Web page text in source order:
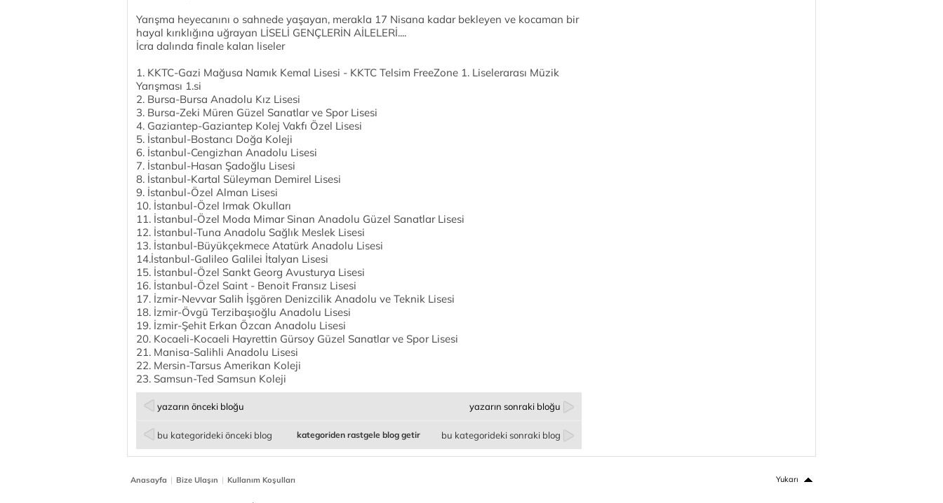
Yarışma heyecanını o sahnede yaşayan, merakla 17 Nisana kadar bekleyen ve kocaman bir
hayal kırıklığına uğrayan LİSELİ GENÇLERİN AİLELERİ....
İcra dalında finale kalan liseler
1. KKTC-Gazi Mağusa Namık Kemal Lisesi - KKTC Telsim FreeZone 1. Liselerarası Müzik
Yarışması 1.si
2. Bursa-Bursa Anadolu Kız Lisesi
3. Bursa-Zeki Müren Güzel Sanatlar ve Spor Lisesi
4. Gaziantep-Gaziantep Kolej Vakfı Özel Lisesi
5. İstanbul-Bostancı Doğa Koleji
6. İstanbul-Cengizhan Anadolu Lisesi
7. İstanbul-Hasan Şadoğlu Lisesi
8. İstanbul-Kartal Süleyman Demirel Lisesi
9. İstanbul-Özel Alman Lisesi
10. İstanbul-Özel Irmak Okulları
11. İstanbul-Özel Moda Mimar Sinan Anadolu Güzel Sanatlar Lisesi
12. İstanbul-Tuna Anadolu Sağlık Meslek Lisesi
13. İstanbul-Büyükçekmece Atatürk Anadolu Lisesi
14.İstanbul-Galileo Galilei İtalyan Lisesi
15. İstanbul-Özel Sankt Georg Avusturya Lisesi
16. İstanbul-Özel Saint - Benoit Fransız Lisesi
17. İzmir-Nevvar Salih İşgören Denizcilik Anadolu ve Teknik Lisesi
18. İzmir-Övgü Terzibaşıoğlu Anadolu Lisesi
19. İzmir-Şehit Erkan Özcan Anadolu Lisesi
20. Kocaeli-Kocaeli Hayrettin Gürsoy Güzel Sanatlar ve Spor Lisesi
21. Manisa-Salihli Anadolu Lisesi
22. Mersin-Tarsus Amerikan Koleji
23. Samsun-Ted Samsun Koleji
yazarın önceki bloğu yazarın sonraki bloğu
bu kategorideki önceki blog bu kategorideki sonraki blog
kategoriden rastgele blog getir
Anasayfa | Bize Ulaşın | Kullanım Koşulları Yukarı